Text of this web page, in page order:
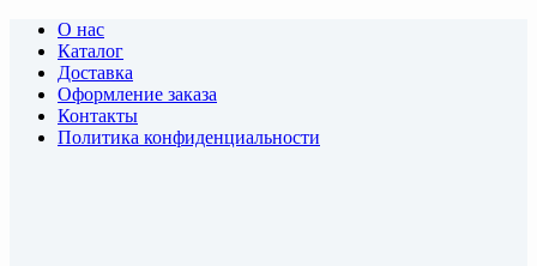
О нас
Каталог
Доставка
Оформление заказа
Контакты
Политика конфиденциальности